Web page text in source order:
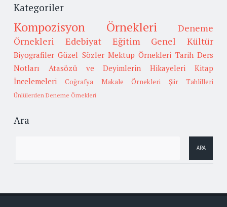
Kategoriler
Kompozisyon Örnekleri
Deneme
Örnekleri
Edebiyat Eğitim Genel Kültür
Biyografiler Güzel Sözler Mektup Örnekleri Tarih Ders
Notları
Atasözü ve Deyimlerin Hikayeleri
Kitap
İncelemeleri
Coğrafya Makale Örnekleri Şiir Tahlilleri
Ünlülerden Deneme Örnekleri
Ara